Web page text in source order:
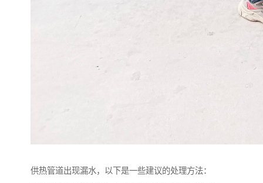
供热管道出现漏水，以下是一些建议的处理方法：